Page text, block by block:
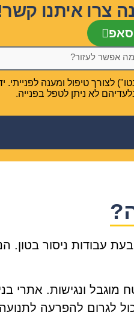
צרו איתנו
טיפול ומענה לפנייתי.
לא ניתן לטפל בפנייה.
עבודות ניסור בטון.
ונגישות. אתרי
לגרום להפרעה